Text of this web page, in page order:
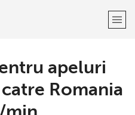
venit! apeluri
Romania